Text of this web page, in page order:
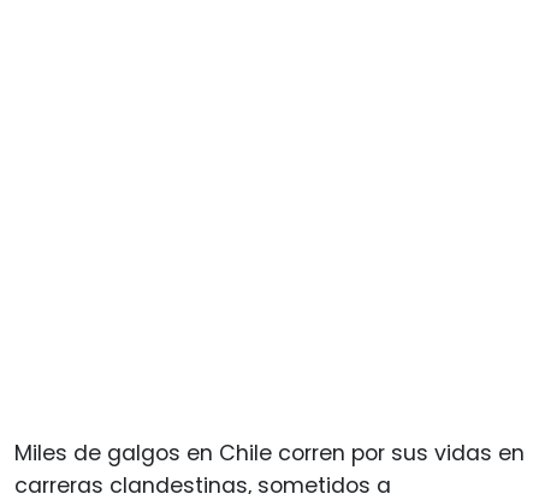
Miles de galgos en Chile corren por sus vidas en
carreras clandestinas, sometidos a